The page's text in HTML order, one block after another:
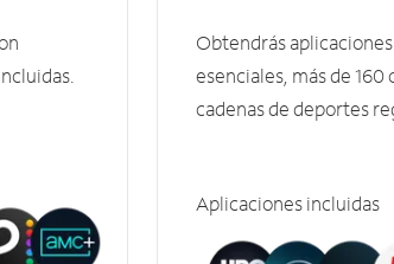
Obtendrás
esenciales, más de 160
cadenas de deportes
Aplicaciones incluidas